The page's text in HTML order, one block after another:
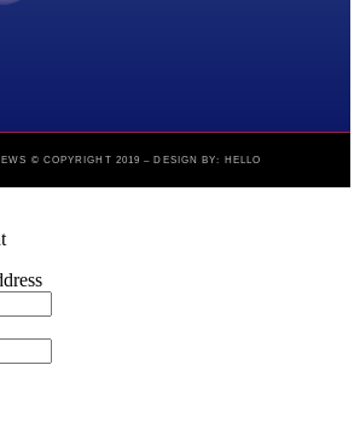
© COPYRIGHT 2019 – DESIGN BY: HELLO